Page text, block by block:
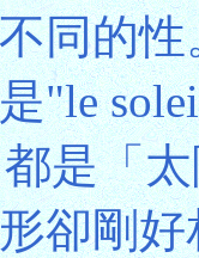
同的
"le
是「
卻剛